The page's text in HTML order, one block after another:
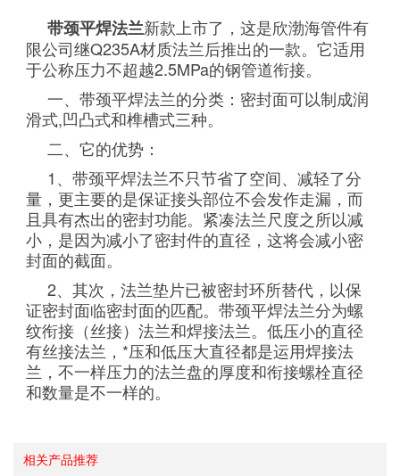
带颈平焊法兰新款上市了，这是欣渤海管件有
限公司继Q235A材质法兰后推出的一款。它适用
于公称压力不超越2.5MPa的钢管道衔接。
一、带颈平焊法兰的分类：密封面可以制成润
滑式,凹凸式和榫槽式三种。
二、它的优势：
1、带颈平焊法兰不只节省了空间、减轻了分
量，更主要的是保证接头部位不会发作走漏，而
且具有杰出的密封功能。紧凑法兰尺度之所以减
小，是因为减小了密封件的直径，这将会减小密
封面的截面。
2、其次，法兰垫片已被密封环所替代，以保
证密封面临密封面的匹配。带颈平焊法兰分为螺
纹衔接（丝接）法兰和焊接法兰。低压小的直径
有丝接法兰，*压和低压大直径都是运用焊接法
兰，不一样压力的法兰盘的厚度和衔接螺栓直径
和数量是不一样的。
相关产品推荐